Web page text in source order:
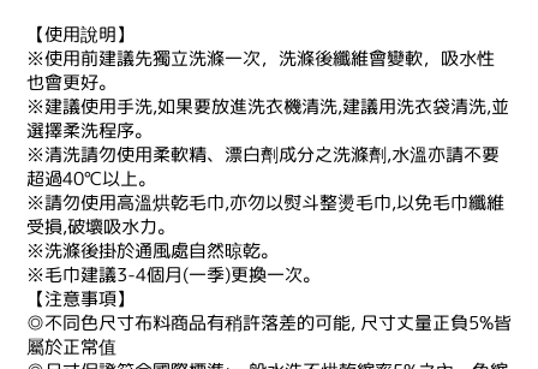
【使用說明】
※使用前建議先獨立洗滌一次，洗滌後纖維會變軟，吸水性
也會更好。
※建議使用手洗,如果要放進洗衣機清洗,建議用洗衣袋清洗,並
選擇柔洗程序。
※清洗請勿使用柔軟精、漂白劑成分之洗滌劑,水溫亦請不要
超過40℃以上。
※請勿使用高溫烘乾毛巾,亦勿以熨斗整燙毛巾,以免毛巾纖維
受損,破壞吸水力。
※洗滌後掛於通風處自然晾乾。
※毛巾建議3-4個月(一季)更換一次。
【注意事項】
◎不同色尺寸布料商品有稍許落差的可能, 尺寸丈量正負5%皆
屬於正常值